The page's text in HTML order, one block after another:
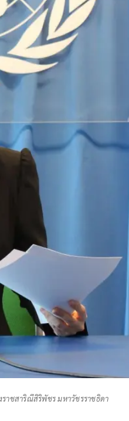
ราชสาริณีสิริพัชร มหาวัชรราชธิดา